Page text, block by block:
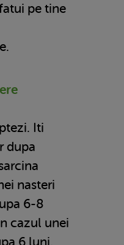
pe tine
Iti
dupa
nasteri
6-8
cazul unei
6 luni.